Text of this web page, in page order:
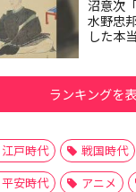
沼意次
水野忠
した本
ランキングを
江戸時代 戦国時代
平安時代
アニメ